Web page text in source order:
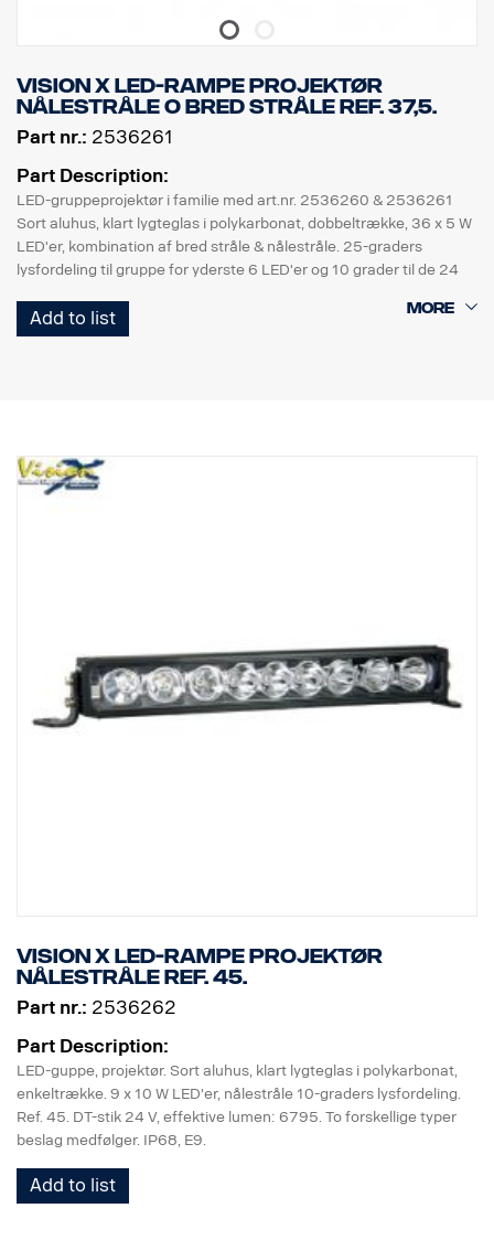
Vision X LED-rampe projektør
nålestråle o bred stråle Ref. 37,5.
Part nr.: 2536261
Part Description:
LED-gruppeprojektør i familie med art.nr. 2536260 & 2536261
Sort aluhus, klart lygteglas i polykarbonat, dobbeltrække, 36 x 5 W
LED'er, kombination af bred stråle & nålestråle. 25-graders
lysfordeling til gruppe for yderste 6 LED'er og 10 grader til de 24
stik 24 V, IP68, E9.
Add to list
Vision X LED-rampe projektør
nålestråle Ref. 45.
Part nr.: 2536262
Part Description:
LED-guppe, projektør. Sort aluhus, klart lygteglas i polykarbonat,
enkeltrække. 9 x 10 W LED'er, nålestråle 10-graders lysfordeling.
Ref. 45. DT-stik 24 V, effektive lumen: 6795. To forskellige typer
beslag medfølger. IP68, E9.
Add to list